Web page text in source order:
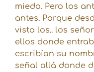
miedo. Pero los
antes. Porque
visto los.. los
ellos donde
escribían su
señal allá donde